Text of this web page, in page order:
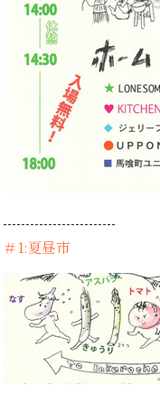
-------------------------
＃1:夏昼市